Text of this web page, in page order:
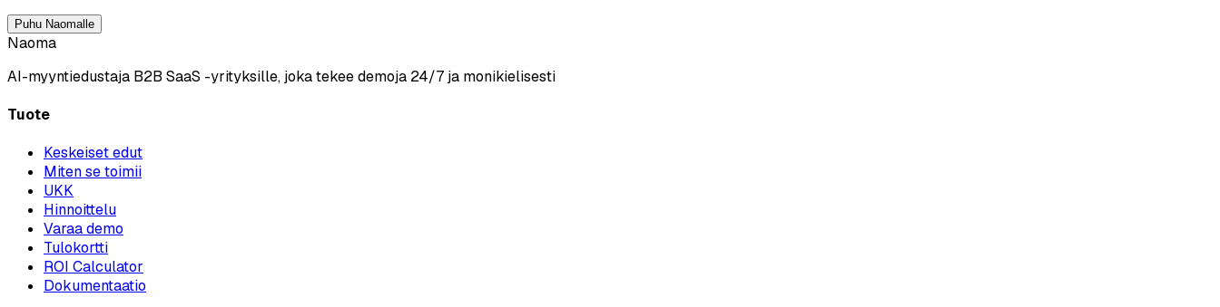
Puhu Naomalle
Naoma
AI-myyntiedustaja B2B SaaS -yrityksille, joka tekee demoja 24/7 ja monikielisesti
Tuote
Keskeiset edut
Miten se toimii
UKK
Hinnoittelu
Varaa demo
Tulokortti
ROI Calculator
Dokumentaatio